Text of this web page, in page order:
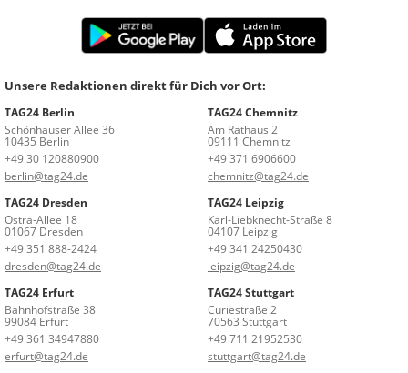
Unsere Redaktionen direkt für Dich vor Ort:
TAG24 Berlin
Schönhauser Allee 36
10435 Berlin
+49 30 120880900
berlin@tag24.de
TAG24 Chemnitz
Am Rathaus 2
09111 Chemnitz
+49 371 6906600
chemnitz@tag24.de
TAG24 Dresden
Ostra-Allee 18
01067 Dresden
+49 351 888-2424
dresden@tag24.de
TAG24 Leipzig
Karl-Liebknecht-Straße 8
04107 Leipzig
+49 341 24250430
leipzig@tag24.de
TAG24 Erfurt
Bahnhofstraße 38
99084 Erfurt
+49 361 34947880
erfurt@tag24.de
TAG24 Stuttgart
Curiestraße 2
70563 Stuttgart
+49 711 21952530
stuttgart@tag24.de